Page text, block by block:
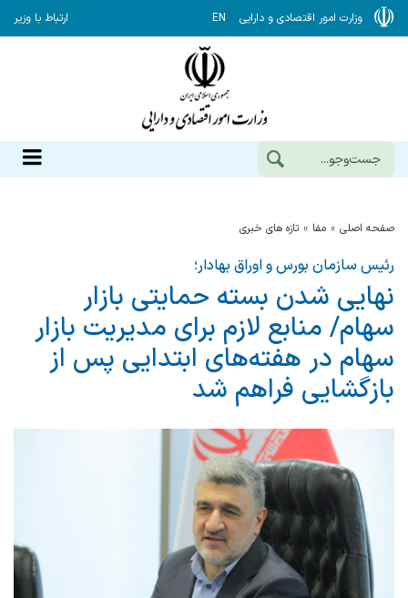
وزارت امور اقتصادی و دارایی EN ارتباط با وزیر
صفحه اصلی مفا تازه های خبری
رئیس سازمان بورس و اوراق بهادار؛
نهایی شدن بسته حمایتی بازار
سهام/ منابع لازم برای مدیریت بازار
سهام در هفته‌های ابتدایی پس از
بازگشایی فراهم شد